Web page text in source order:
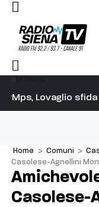
Mps, Lovaglio
“Attacchi assurdi,
Home > Comuni >
Casolese-Agnellini
Casolese-